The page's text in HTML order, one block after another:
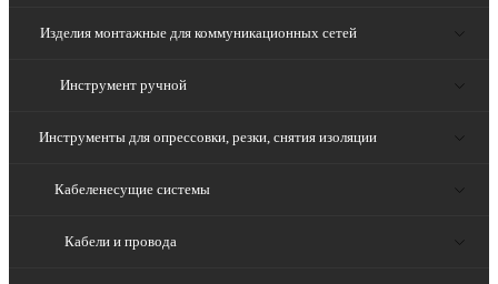
Изделия монтажные для коммуникационных сетей
Инструмент ручной
Инструменты для опрессовки, резки, снятия изоляции
Кабеленесущие системы
Кабели и провода